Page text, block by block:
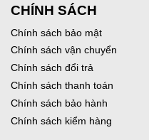
CHÍNH SÁCH
Chính sách bảo mật
Chính sách vận chuyển
Chính sách đổi trả
Chính sách thanh toán
Chính sách bảo hành
Chính sách kiểm hàng